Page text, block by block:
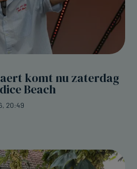
komt nu zaterdag
Beach
20:49